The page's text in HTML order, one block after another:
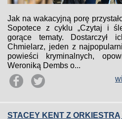
Jak na wakacyjną porę
Sopotece z cyklu „Czytaj i
gorące tematy. Dostarczył
Chmielarz, jeden z
powieści kryminalnych,
Weroniką Dembs o...
STACEY KENT Z ORKIESTRĄ